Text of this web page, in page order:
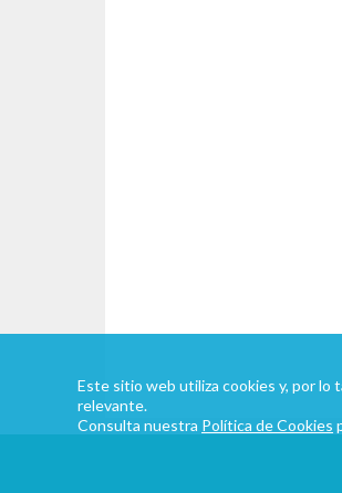
Este sitio web utiliza cookies y, por lo
relevante.
Consulta nuestra Política de Cookies